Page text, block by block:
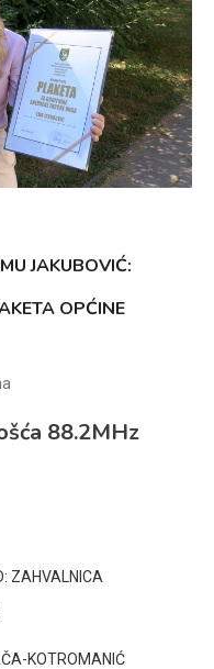
JAKUBOVIĆ:
OPĆINE
88.2MHz
ZAHVALNICA
KOTROMANIĆ